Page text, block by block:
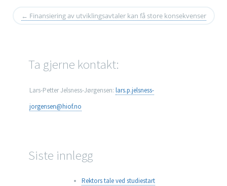
← Finansiering av utviklingsavtaler kan få store konsekvenser
Ta gjerne kontakt:
Lars-Petter Jelsness-Jørgensen: lars.p.jelsness-
jorgensen@hiof.no
Siste innlegg
Rektors tale ved studiestart